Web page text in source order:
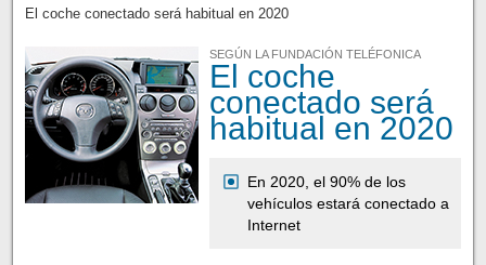
El coche conectado será habitual en 2020
SEGÚN LA FUNDACIÓN TELÉFONICA
El coche
conectado será
habitual en 2020
En 2020, el 90% de los
vehículos estará conectado a
Internet